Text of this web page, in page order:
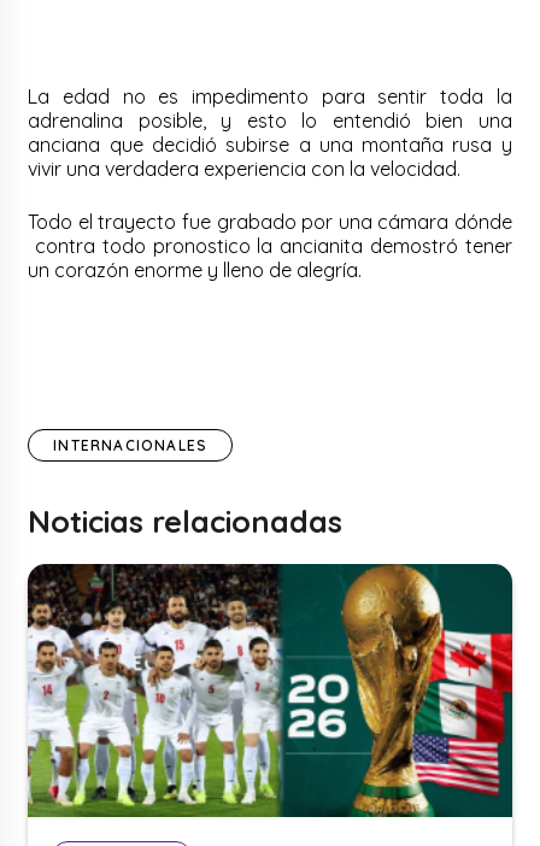
La edad no es impedimento para sentir toda la
adrenalina posible, y esto lo entendió bien una
anciana que decidió subirse a una montaña rusa y
vivir una verdadera experiencia con la velocidad.
Todo el trayecto fue grabado por una cámara dónde
contra todo pronostico la ancianita demostró tener
un corazón enorme y lleno de alegría.
INTERNACIONALES
Noticias relacionadas